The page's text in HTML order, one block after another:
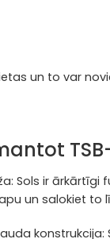
un to var
Sols ir ārkārtīgi
un salokiet to
konstrukcija: